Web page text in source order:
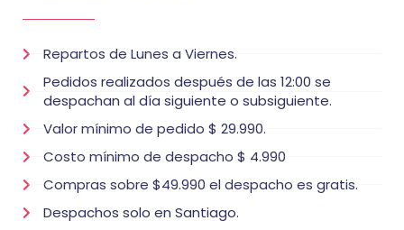
Repartos de Lunes a Viernes.
Pedidos realizados después de las 12:00 se
despachan al día siguiente o subsiguiente.
Valor mínimo de pedido $ 29.990.
Costo mínimo de despacho $ 4.990
Compras sobre $49.990 el despacho es gratis.
Despachos solo en Santiago.